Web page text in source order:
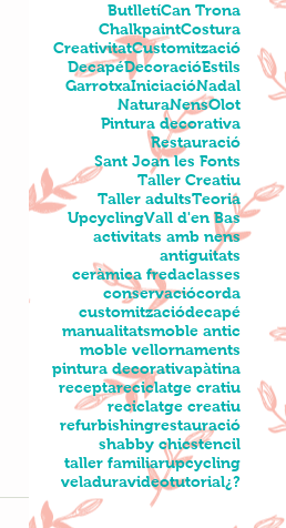
ButlletíCan Trona
ChalkpaintCostura
CreativitatCustomització
DecapéDecoracióEstils
GarrotxaIniciacióNadal
NaturaNensOlot
Pintura decorativa
Restauració
Sant Joan les Fonts
Taller Creatiu
Taller adultsTeoria
UpcyclingVall d'en Bas
activitats amb nens
antiguitats
ceràmica fredaclasses
conservaciócorda
customitzaciódecapé
manualitatsmoble antic
moble vellornaments
pintura decorativapàtina
receptareciclatge cratiu
reciclatge creatiu
refurbishingrestauració
shabby chicstencil
taller familiarupcycling
veladuravideotutorial¿?